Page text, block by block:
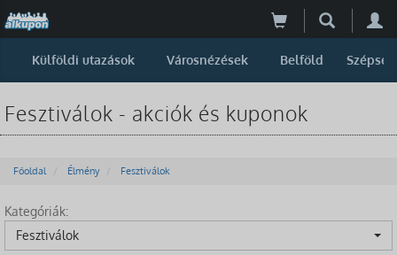
Külföldi utazások Városnézések Belföld Szépség
Fesztiválok - akciók és kuponok
Főoldal Élmény Fesztiválok
Kategóriák:
Fesztiválok